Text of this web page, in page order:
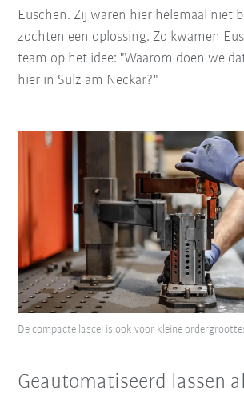
Euschen. Zij waren hier helemaal niet
zochten een oplossing. Zo kwamen
team op het idee: "Waarom doen we
hier in Sulz am Neckar?"
De compacte lascel is ook voor kleine
Geautomatiseerd lassen